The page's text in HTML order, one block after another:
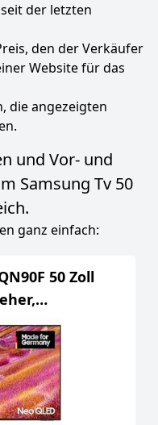
der letzten
den der Verkäufer
Website für das
die angezeigten
und Vor- und
Samsung Tv 50
ganz einfach:
50 Zoll
Prozessor,
Pro,
Samsung